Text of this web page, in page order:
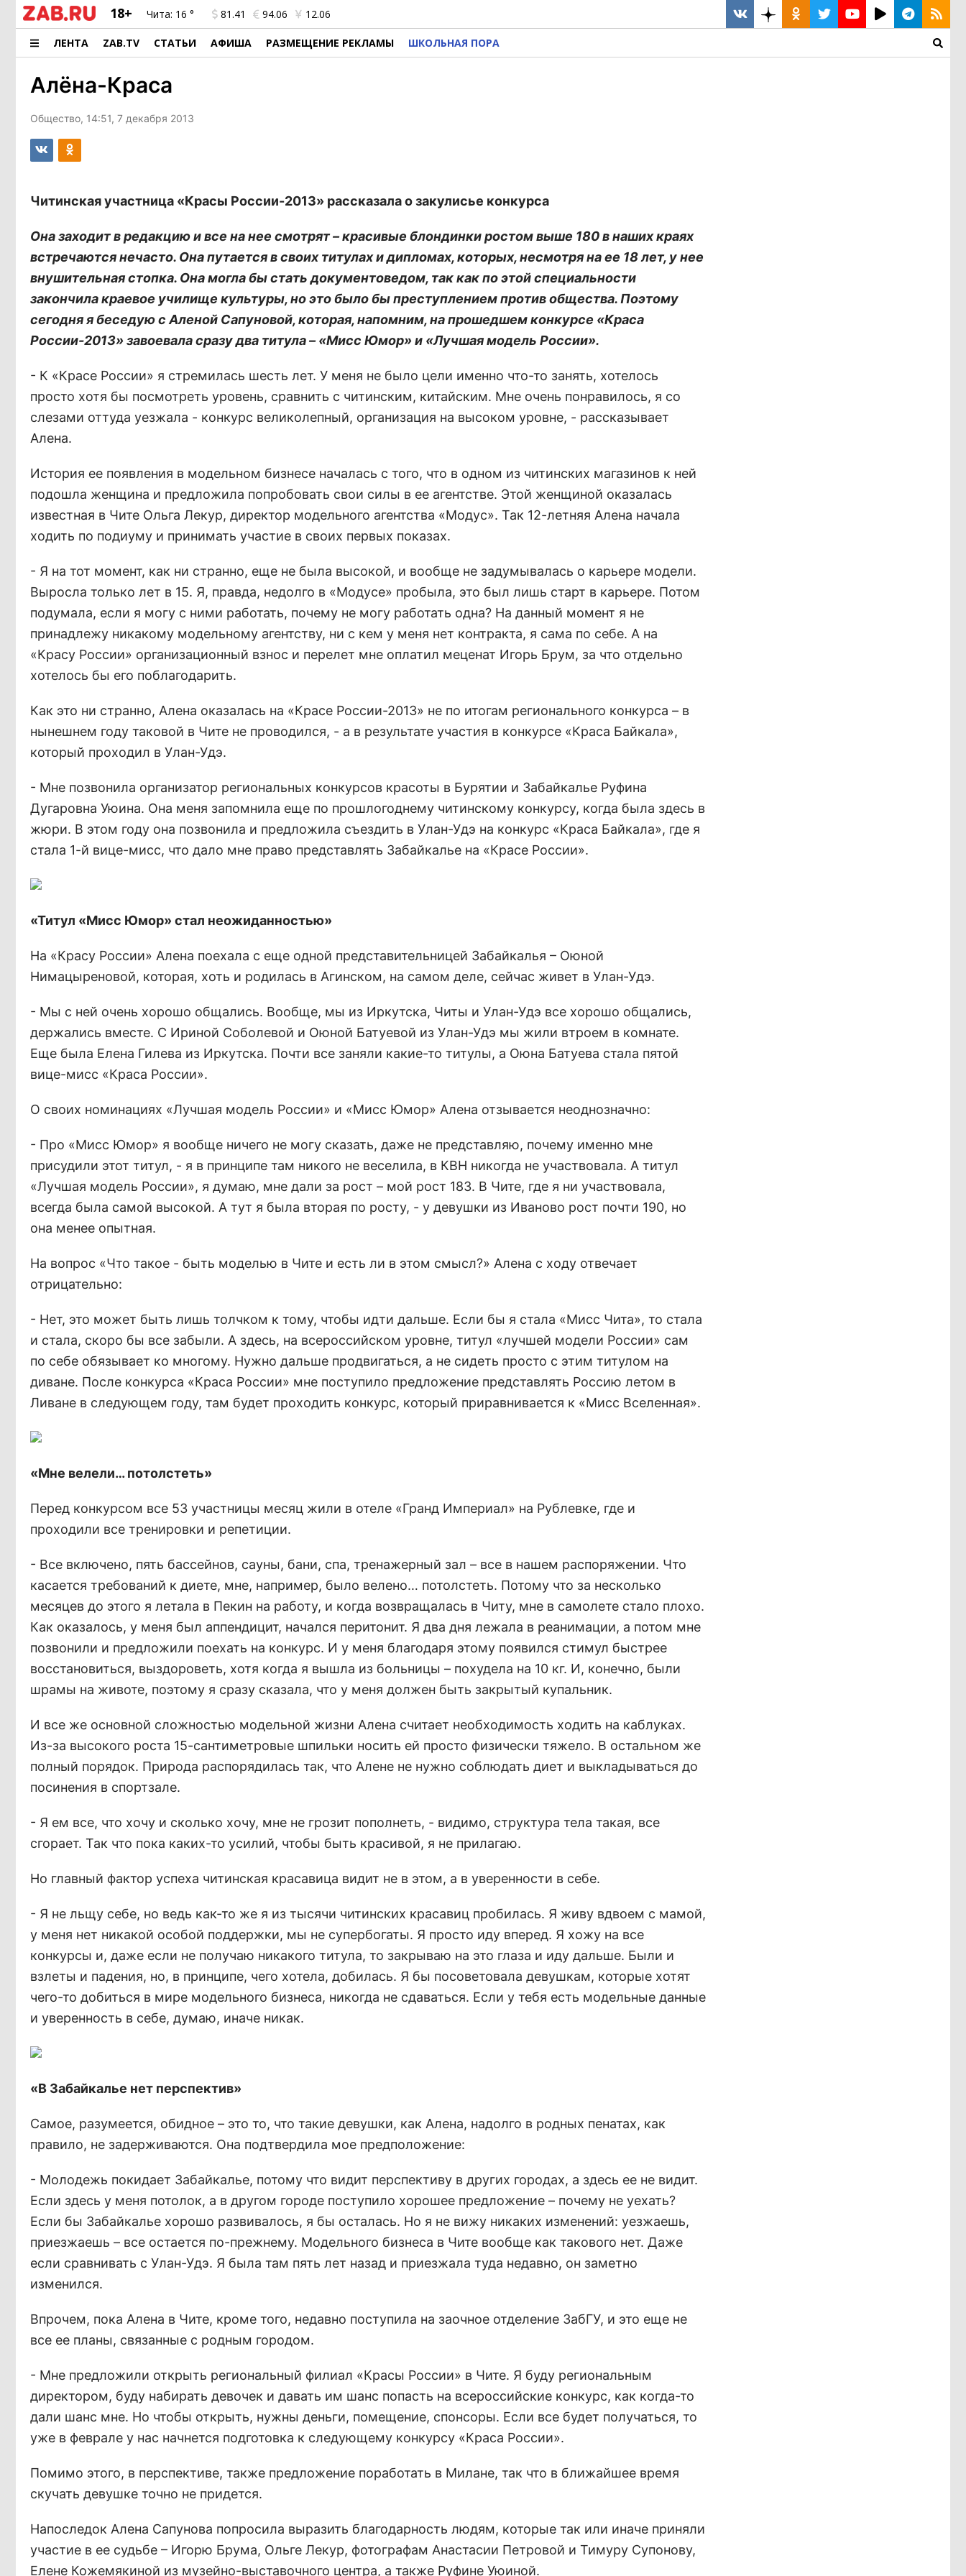
18+ Чита: 16 ° 81.41 94.06 12.06
ЛЕНТА ZAB.TV СТАТЬИ АФИША РАЗМЕЩЕНИЕ РЕКЛАМЫ ШКОЛЬНАЯ ПОРА
Алёна-Краса
Общество, 14:51, 7 декабря 2013
Читинская участница «Красы России-2013» рассказала о закулисье конкурса
Она заходит в редакцию и все на нее смотрят – красивые блондинки ростом выше 180 в наших краях
встречаются нечасто. Она путается в своих титулах и дипломах, которых, несмотря на ее 18 лет, у нее
внушительная стопка. Она могла бы стать документоведом, так как по этой специальности
закончила краевое училище культуры, но это было бы преступлением против общества. Поэтому
сегодня я беседую с Аленой Сапуновой, которая, напомним, на прошедшем конкурсе «Краса
России-2013» завоевала сразу два титула – «Мисс Юмор» и «Лучшая модель России».
- К «Красе России» я стремилась шесть лет. У меня не было цели именно что-то занять, хотелось
просто хотя бы посмотреть уровень, сравнить с читинским, китайским. Мне очень понравилось, я со
слезами оттуда уезжала - конкурс великолепный, организация на высоком уровне, - рассказывает
Алена.
История ее появления в модельном бизнесе началась с того, что в одном из читинских магазинов к ней
подошла женщина и предложила попробовать свои силы в ее агентстве. Этой женщиной оказалась
известная в Чите Ольга Лекур, директор модельного агентства «Модус». Так 12-летняя Алена начала
ходить по подиуму и принимать участие в своих первых показах.
- Я на тот момент, как ни странно, еще не была высокой, и вообще не задумывалась о карьере модели.
Выросла только лет в 15. Я, правда, недолго в «Модусе» пробыла, это был лишь старт в карьере. Потом
подумала, если я могу с ними работать, почему не могу работать одна? На данный момент я не
принадлежу никакому модельному агентству, ни с кем у меня нет контракта, я сама по себе. А на
«Красу России» организационный взнос и перелет мне оплатил меценат Игорь Брум, за что отдельно
хотелось бы его поблагодарить.
Как это ни странно, Алена оказалась на «Красе России-2013» не по итогам регионального конкурса – в
нынешнем году таковой в Чите не проводился, - а в результате участия в конкурсе «Краса Байкала»,
который проходил в Улан-Удэ.
- Мне позвонила организатор региональных конкурсов красоты в Бурятии и Забайкалье Руфина
Дугаровна Уюина. Она меня запомнила еще по прошлогоднему читинскому конкурсу, когда была здесь в
жюри. В этом году она позвонила и предложила съездить в Улан-Удэ на конкурс «Краса Байкала», где я
стала 1-й вице-мисс, что дало мне право представлять Забайкалье на «Красе России».
«Титул «Мисс Юмор» стал неожиданностью»
На «Красу России» Алена поехала с еще одной представительницей Забайкалья – Оюной
Нимацыреновой, которая, хоть и родилась в Агинском, на самом деле, сейчас живет в Улан-Удэ.
- Мы с ней очень хорошо общались. Вообще, мы из Иркутска, Читы и Улан-Удэ все хорошо общались,
держались вместе. С Ириной Соболевой и Оюной Батуевой из Улан-Удэ мы жили втроем в комнате.
Еще была Елена Гилева из Иркутска. Почти все заняли какие-то титулы, а Оюна Батуева стала пятой
вице-мисс «Краса России».
О своих номинациях «Лучшая модель России» и «Мисс Юмор» Алена отзывается неоднозначно:
- Про «Мисс Юмор» я вообще ничего не могу сказать, даже не представляю, почему именно мне
присудили этот титул, - я в принципе там никого не веселила, в КВН никогда не участвовала. А титул
«Лучшая модель России», я думаю, мне дали за рост – мой рост 183. В Чите, где я ни участвовала,
всегда была самой высокой. А тут я была вторая по росту, - у девушки из Иваново рост почти 190, но
она менее опытная.
На вопрос «Что такое - быть моделью в Чите и есть ли в этом смысл?» Алена с ходу отвечает
отрицательно:
- Нет, это может быть лишь толчком к тому, чтобы идти дальше. Если бы я стала «Мисс Чита», то стала
и стала, скоро бы все забыли. А здесь, на всероссийском уровне, титул «лучшей модели России» сам
по себе обязывает ко многому. Нужно дальше продвигаться, а не сидеть просто с этим титулом на
диване. После конкурса «Краса России» мне поступило предложение представлять Россию летом в
Ливане в следующем году, там будет проходить конкурс, который приравнивается к «Мисс Вселенная».
«Мне велели… потолстеть»
Перед конкурсом все 53 участницы месяц жили в отеле «Гранд Империал» на Рублевке, где и
проходили все тренировки и репетиции.
- Все включено, пять бассейнов, сауны, бани, спа, тренажерный зал – все в нашем распоряжении. Что
касается требований к диете, мне, например, было велено… потолстеть. Потому что за несколько
месяцев до этого я летала в Пекин на работу, и когда возвращалась в Читу, мне в самолете стало плохо.
Как оказалось, у меня был аппендицит, начался перитонит. Я два дня лежала в реанимации, а потом мне
позвонили и предложили поехать на конкурс. И у меня благодаря этому появился стимул быстрее
восстановиться, выздороветь, хотя когда я вышла из больницы – похудела на 10 кг. И, конечно, были
шрамы на животе, поэтому я сразу сказала, что у меня должен быть закрытый купальник.
И все же основной сложностью модельной жизни Алена считает необходимость ходить на каблуках.
Из-за высокого роста 15-сантиметровые шпильки носить ей просто физически тяжело. В остальном же
полный порядок. Природа распорядилась так, что Алене не нужно соблюдать диет и выкладываться до
посинения в спортзале.
- Я ем все, что хочу и сколько хочу, мне не грозит пополнеть, - видимо, структура тела такая, все
сгорает. Так что пока каких-то усилий, чтобы быть красивой, я не прилагаю.
Но главный фактор успеха читинская красавица видит не в этом, а в уверенности в себе.
- Я не льщу себе, но ведь как-то же я из тысячи читинских красавиц пробилась. Я живу вдвоем с мамой,
у меня нет никакой особой поддержки, мы не супербогаты. Я просто иду вперед. Я хожу на все
конкурсы и, даже если не получаю никакого титула, то закрываю на это глаза и иду дальше. Были и
взлеты и падения, но, в принципе, чего хотела, добилась. Я бы посоветовала девушкам, которые хотят
чего-то добиться в мире модельного бизнеса, никогда не сдаваться. Если у тебя есть модельные данные
и уверенность в себе, думаю, иначе никак.
«В Забайкалье нет перспектив»
Самое, разумеется, обидное – это то, что такие девушки, как Алена, надолго в родных пенатах, как
правило, не задерживаются. Она подтвердила мое предположение:
- Молодежь покидает Забайкалье, потому что видит перспективу в других городах, а здесь ее не видит.
Если здесь у меня потолок, а в другом городе поступило хорошее предложение – почему не уехать?
Если бы Забайкалье хорошо развивалось, я бы осталась. Но я не вижу никаких изменений: уезжаешь,
приезжаешь – все остается по-прежнему. Модельного бизнеса в Чите вообще как такового нет. Даже
если сравнивать с Улан-Удэ. Я была там пять лет назад и приезжала туда недавно, он заметно
изменился.
Впрочем, пока Алена в Чите, кроме того, недавно поступила на заочное отделение ЗабГУ, и это еще не
все ее планы, связанные с родным городом.
- Мне предложили открыть региональный филиал «Красы России» в Чите. Я буду региональным
директором, буду набирать девочек и давать им шанс попасть на всероссийские конкурс, как когда-то
дали шанс мне. Но чтобы открыть, нужны деньги, помещение, спонсоры. Если все будет получаться, то
уже в феврале у нас начнется подготовка к следующему конкурсу «Краса России».
Помимо этого, в перспективе, также предложение поработать в Милане, так что в ближайшее время
скучать девушке точно не придется.
Напоследок Алена Сапунова попросила выразить благодарность людям, которые так или иначе приняли
участие в ее судьбе – Игорю Брума, Ольге Лекур, фотографам Анастасии Петровой и Тимуру Супонову,
Елене Кожемякиной из музейно-выставочного центра, а также Руфине Уюиной.